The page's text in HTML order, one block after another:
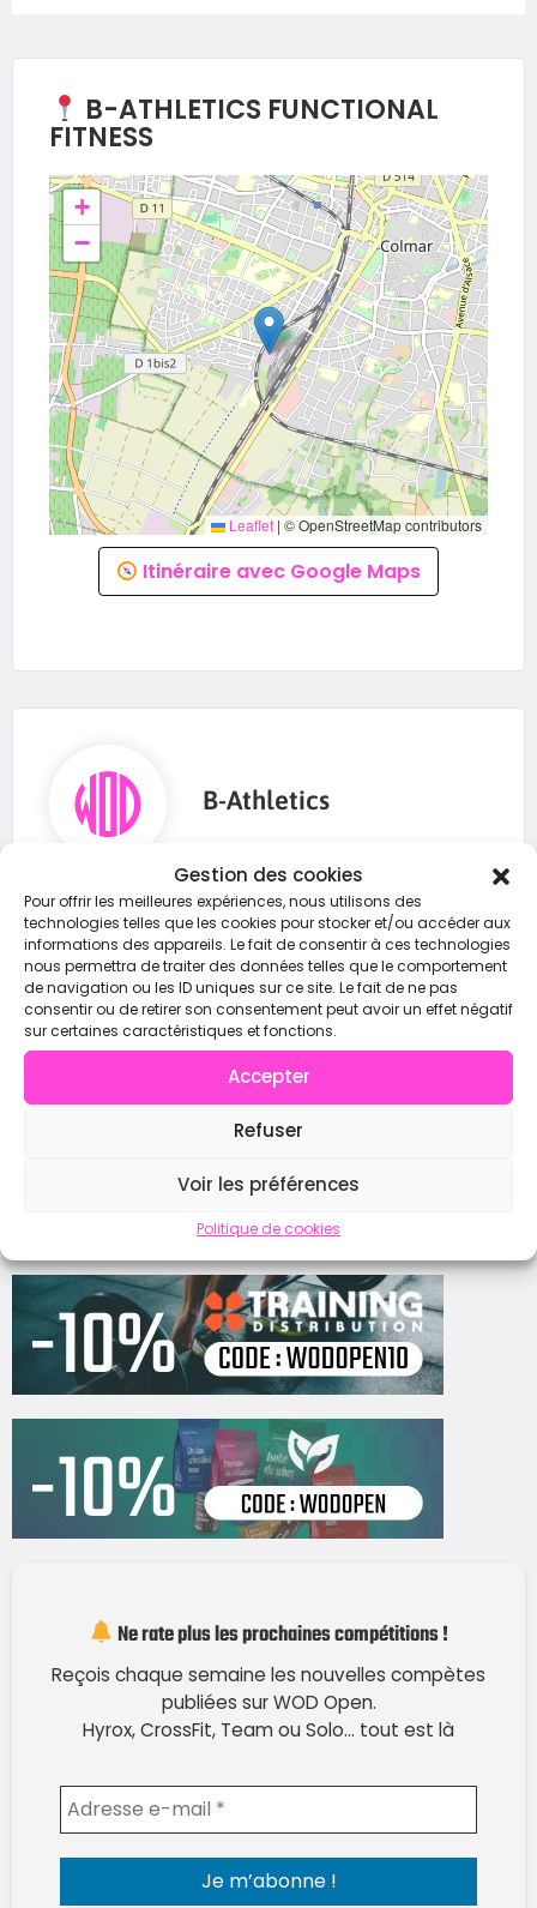
Gestion des cookies
Pour offrir les meilleures expériences, nous utilisons des
technologies telles que les cookies pour stocker et/ou accéder aux
informations des appareils. Le fait de consentir à ces technologies
nous permettra de traiter des données telles que le comportement
de navigation ou les ID uniques sur ce site. Le fait de ne pas
consentir ou de retirer son consentement peut avoir un effet négatif
sur certaines caractéristiques et fonctions.
Accepter
Refuser
Voir les préférences
Politique de cookies
B-ATHLETICS FUNCTIONAL
FITNESS
+
−
Leaflet | © OpenStreetMap contributors
Itinéraire avec Google Maps
B-Athletics
0636920715
https://wod-open.com/
Contacter
Ne rate plus les prochaines compétitions !
Reçois chaque semaine les nouvelles compètes
publiées sur WOD Open.
Hyrox, CrossFit, Team ou Solo… tout est là